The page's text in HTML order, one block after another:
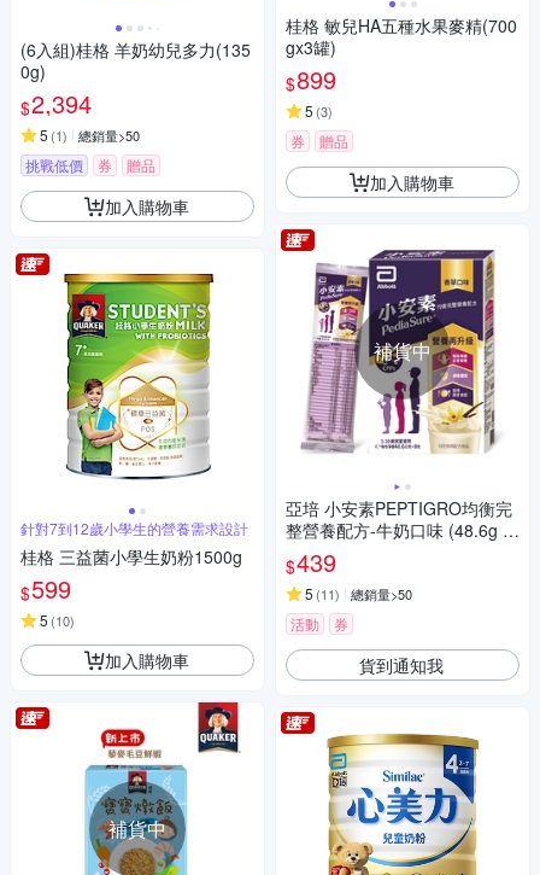
(6入組)桂格 羊奶幼兒多力(135
0g)
$2,394
5 (1) 總銷量>50
挑戰低價 券 贈品
加入購物車
針對7到12歲小學生的營養需求設計
桂格 三益菌小學生奶粉1500g
$599
5 (10)
加入購物車
補貨中
桂格 敏兒HA五種水果麥精(700
gx3罐)
$899
5 (3)
券 贈品
加入購物車
補貨中
亞培 小安素PEPTIGRO均衡完
整營養配方-牛奶口味 (48.6g x
8包)
$439
5 (11) 總銷量>50
活動 券
貨到通知我